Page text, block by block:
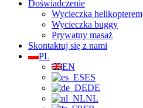
Doświadczenie
Wycieczka helikopterem
Wycieczka buggy
Prywatny masaż
Skontaktuj się z nami
PL
EN
ES
DE
NL